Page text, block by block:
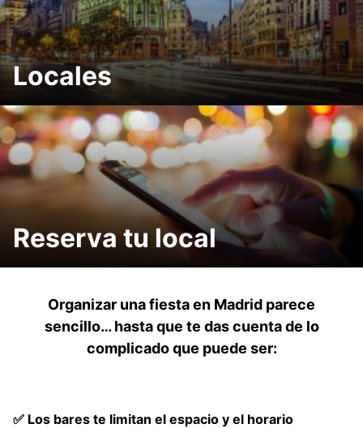
Locales
Reserva tu local
Organizar una fiesta en Madrid parece
sencillo… hasta que te das cuenta de lo
complicado que puede ser:
✅ Los bares te limitan el espacio y el horario